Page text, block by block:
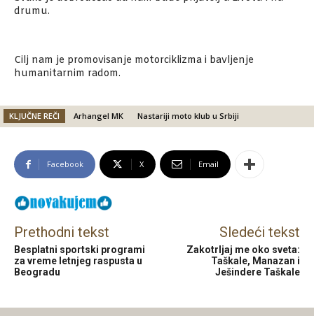
drumu.
Cilj nam je promovisanje motorciklizma i bavljenje
humanitarnim radom.
KLJUČNE REČI Arhangel MK Nastariji moto klub u Srbiji
Facebook X Email
Prethodni tekst
Besplatni sportski programi
za vreme letnjeg raspusta u
Beogradu
Sledeći tekst
Zakotrljaj me oko sveta:
Taškale, Manazan i
Ješindere Taškale